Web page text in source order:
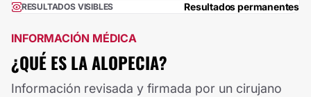
RESULTADOS VISIBLES Resultados permanentes
INFORMACIÓN MÉDICA
¿QUÉ ES LA ALOPECIA?
Información revisada y firmada por un cirujano